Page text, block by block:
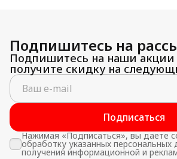
Подпишитесь на
Подпишитесь на наши акции
получите скидку на
Подписаться
Нажимая «Подписаться», вы даете
обработку указанных персональных
получения информационной и